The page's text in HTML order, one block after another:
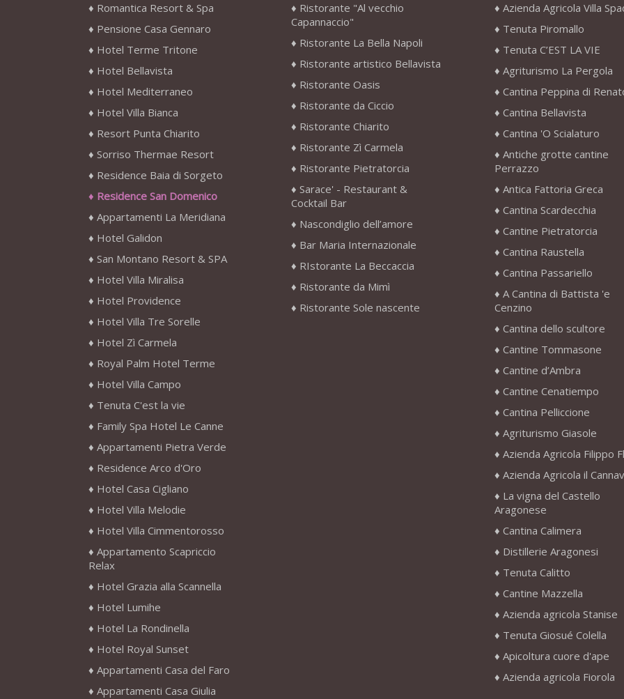
Romantica Resort & Spa
Pensione Casa Gennaro
Hotel Terme Tritone
Hotel Bellavista
Hotel Mediterraneo
Hotel Villa Bianca
Resort Punta Chiarito
Sorriso Thermae Resort
Residence Baia di Sorgeto
Residence San Domenico
Appartamenti La Meridiana
Hotel Galidon
San Montano Resort & SPA
Hotel Villa Miralisa
Hotel Providence
Hotel Villa Tre Sorelle
Hotel Zì Carmela
Royal Palm Hotel Terme
Hotel Villa Campo
Tenuta C'est la vie
Family Spa Hotel Le Canne
Appartamenti Pietra Verde
Residence Arco d'Oro
Hotel Casa Cigliano
Hotel Villa Melodie
Hotel Villa Cimmentorosso
Appartamento Scapriccio
Relax
Hotel Grazia alla Scannella
Hotel Lumihe
Hotel La Rondinella
Hotel Royal Sunset
Appartamenti Casa del Faro
Appartamenti Casa Giulia
Ristorante "Al vecchio
Capannaccio"
Ristorante La Bella Napoli
Ristorante artistico Bellavista
Ristorante Oasis
Ristorante da Ciccio
Ristorante Chiarito
Ristorante Zì Carmela
Ristorante Pietratorcia
Sarace' - Restaurant &
Cocktail Bar
Nascondiglio dell’amore
Bar Maria Internazionale
RIstorante La Beccaccia
Ristorante da Mimì
Ristorante Sole nascente
Azienda Agricola Villa
Tenuta Piromallo
Tenuta C’EST LA VIE
Agriturismo La Pergola
Cantina Peppina di
Cantina Bellavista
Cantina 'O Scialaturo
Antiche grotte cantine
Perrazzo
Antica Fattoria Greca
Cantina Scardecchia
Cantine Pietratorcia
Cantina Raustella
Cantina Passariello
A Cantina di Battista 'e
Cenzino
Cantina dello scultore
Cantine Tommasone
Cantine d’Ambra
Cantine Cenatiempo
Cantina Pelliccione
Agriturismo Giasole
Azienda Agricola Filippo
Azienda Agricola il
La vigna del Castello
Aragonese
Cantina Calimera
Distillerie Aragonesi
Tenuta Calitto
Cantine Mazzella
Azienda agricola Stanise
Tenuta Giosué Colella
Apicoltura cuore d'ape
Azienda agricola Fiorola